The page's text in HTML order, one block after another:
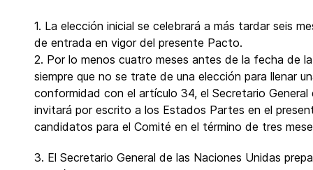
1. La elección inicial se celebrará a más tardar seis
de entrada en vigor del presente Pacto.
2. Por lo menos cuatro meses antes de la fecha de
siempre que no se trate de una elección para llenar
conformidad con el artículo 34, el Secretario General
invitará por escrito a los Estados Partes en el
candidatos para el Comité en el término de tres
3. El Secretario General de las Naciones Unidas